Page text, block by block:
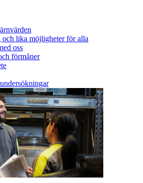
lika möjligheter för alla
oss
förmåner